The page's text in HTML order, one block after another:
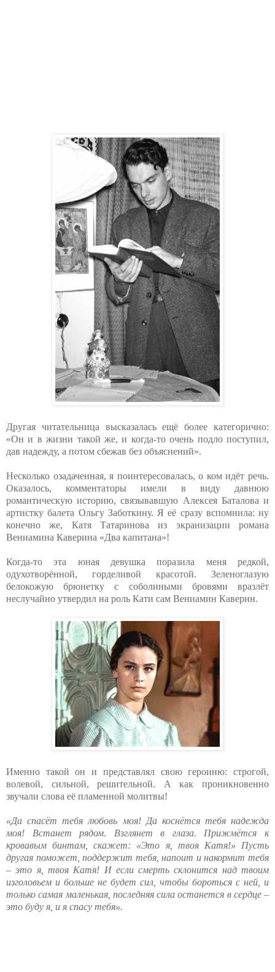
Другая читательница высказалась ещё более категорично:
«Он и в жизни такой же, и когда-то очень подло поступил,
дав надежду, а потом сбежав без объяснений».
Несколько озадаченная, я поинтересовалась, о ком идёт речь.
Оказалось, комментаторы имели в виду давнюю
романтическую историю, связывавшую Алексея Баталова и
артистку балета Ольгу Заботкину. Я её сразу вспомнила: ну
конечно же, Катя Татаринова из экранизации романа
Вениамина Каверина «Два капитана»!
Когда-то эта юная девушка поразила меня редкой,
одухотворённой, горделивой красотой. Зеленоглазую
белокожую брюнетку с соболиными бровями вразлёт
неслучайно утвердил на роль Кати сам Вениамин Каверин.
Именно такой он и представлял свою героиню: строгой,
волевой, сильной, решительной. А как проникновенно
звучали слова её пламенной молитвы!
«Да спасёт тебя любовь моя! Да коснётся тебя надежда
моя! Встанет рядом. Взглянет в глаза. Прижмётся к
кровавым бинтам, скажет: «Это я, твоя Катя!» Пусть
другая поможет, поддержит тебя, напоит и накормит тебя
– это я, твоя Катя! И если смерть склонится над твоим
изголовьем и больше не будет сил, чтобы бороться с ней, и
только самая маленькая, последняя сила останется в сердце –
это буду я, и я спасу тебя».